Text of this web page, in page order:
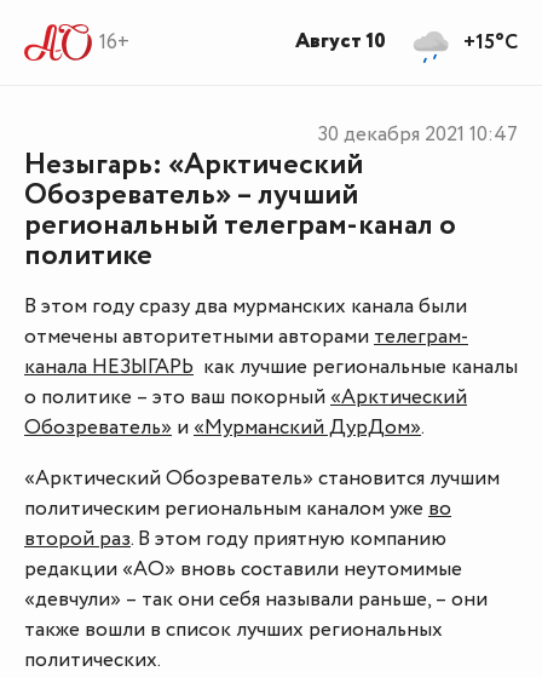
16+
Незыгарь: «Арктический
Обозреватель» – лучший
региональный телеграм-канал о
политике
30 декабря 2021 10:47
В этом году сразу два мурманских канала были
отмечены авторитетными авторамителеграм-
канала НЕЗЫГАРЬ как лучшие региональные каналы
о политике – это ваш покорный«Арктический
Обозреватель» и«Мурманский ДурДом».
«Арктический Обозреватель» становится лучшим
политическим региональным каналом уже во
второй раз. В этом году приятную компанию
редакции «АО» вновь составили неутомимые
«девчули» – так они себя называли раньше, – они
также вошли в список лучших региональных
политических.
+15°C
Август 10